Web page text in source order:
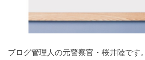
ブログ管理人の元警察官・桜井陸です。